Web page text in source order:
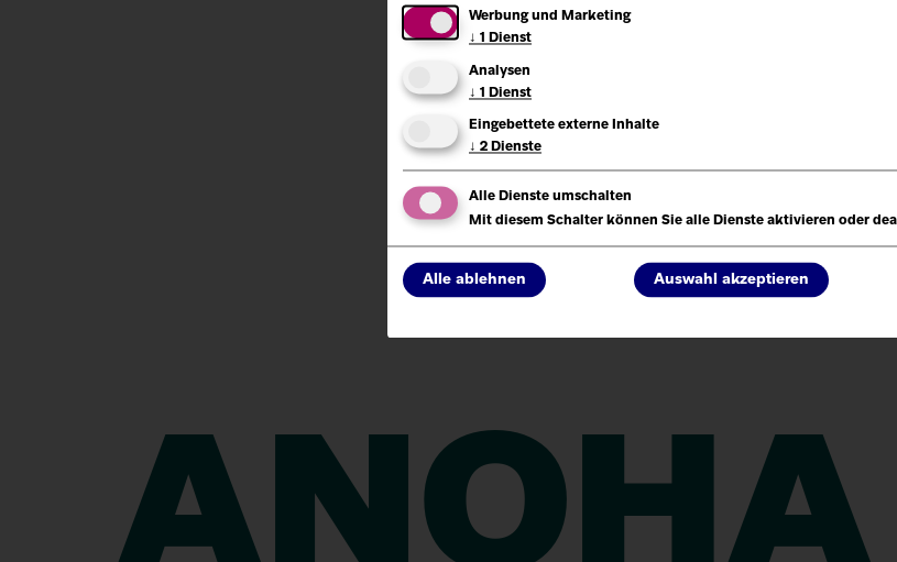
Erlebt die Kinderwelt
mit allen Sinnen!
ANOHA
Werbung und Marketing
↓ 1 Dienst
Analysen
↓ 1 Dienst
Eingebettete externe Inhalte
↓ 2 Dienste
Alle Dienste umschalten
Mit diesem Schalter können Sie alle Dienste aktivieren oder
Alle ablehnen Auswahl akzeptieren